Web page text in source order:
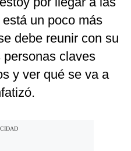
un poco más
debe reunir con su
claves
y ver qué se va a